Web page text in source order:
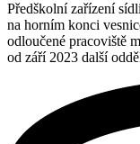
Předškolní zařízení
na horním konci
odloučené pracoviště
od září 2023 další